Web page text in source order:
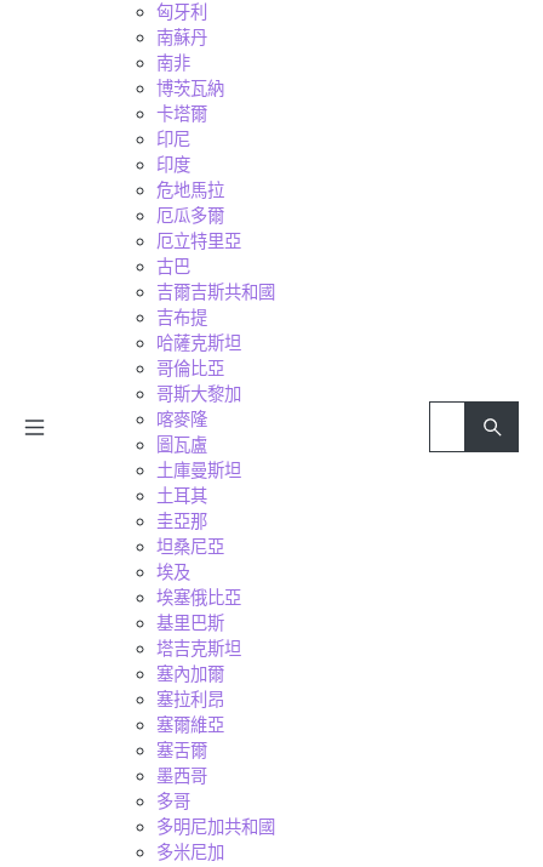
匈牙利
南蘇丹
南非
博茨瓦納
卡塔爾
印尼
印度
危地馬拉
厄瓜多爾
厄立特里亞
古巴
吉爾吉斯共和國
吉布提
哈薩克斯坦
哥倫比亞
哥斯大黎加
喀麥隆
圖瓦盧
土庫曼斯坦
土耳其
圭亞那
坦桑尼亞
埃及
埃塞俄比亞
基里巴斯
塔吉克斯坦
塞內加爾
塞拉利昂
塞爾維亞
塞舌爾
墨西哥
多哥
多明尼加共和國
多米尼加